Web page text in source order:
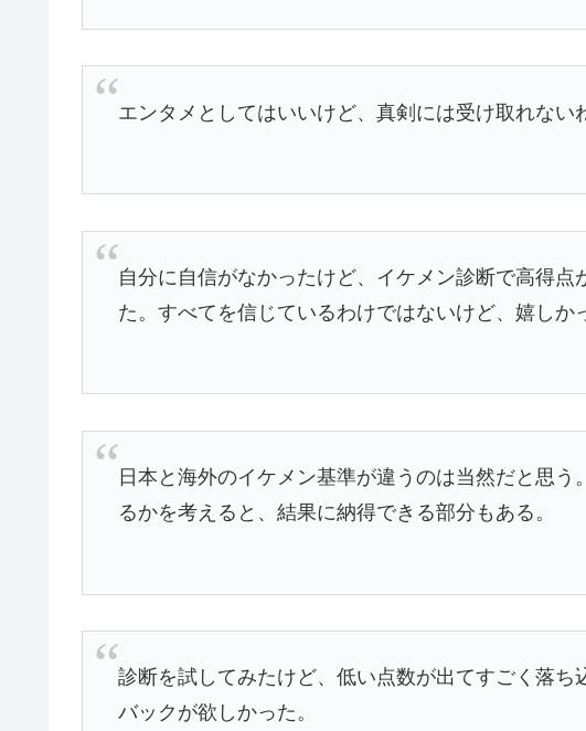
エンタメとしてはいいけど、真剣には受け取れない
自分に自信がなかったけど、イケメン診断で高得点
た。すべてを信じているわけではないけど、嬉しか
日本と海外のイケメン基準が違うのは当然だと思
るかを考えると、結果に納得できる部分もある。
診断を試してみたけど、低い点数が出てすごく落ち
バックが欲しかった。